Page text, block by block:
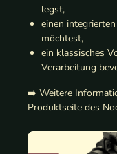
legst,
einen
möchtest,
ein klassisches
Verarbeitung
➡️ Weitere
Produktseite des